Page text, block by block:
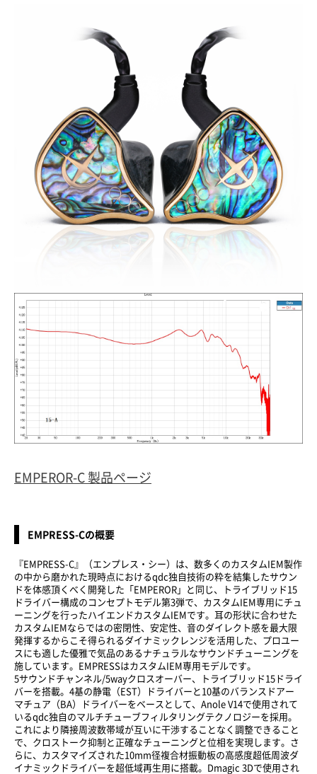
EMPEROR-C 製品ページ
EMPRESS-Cの概要
『EMPRESS-C』（エンプレス・シー）は、数多くのカスタムIEM製作
の中から磨かれた現時点におけるqdc独自技術の粋を結集したサウン
ドを体感頂くべく開発した「EMPEROR」と同じ、トライブリッド15
ドライバー構成のコンセプトモデル第3弾で、カスタムIEM専用にチュ
ーニングを行ったハイエンドカスタムIEMです。耳の形状に合わせた
カスタムIEMならではの密閉性、安定性、音のダイレクト感を最大限
発揮するからこそ得られるダイナミックレンジを活用した、プロユー
スにも適した優雅で気品のあるナチュラルなサウンドチューニングを
施しています。EMPRESSはカスタムIEM専用モデルです。
5サウンドチャンネル/5wayクロスオーバー、トライブリッド15ドライ
バーを搭載。4基の静電（EST）ドライバーと10基のバランスドアー
マチュア（BA）ドライバーをベースとして、Anole V14で使用されて
いるqdc独自のマルチチューブフィルタリングテクノロジーを採用。
これにより隣接周波数帯域が互いに干渉することなく調整できること
で、クロストーク抑制と正確なチューニングと位相を実現します。さ
らに、カスタマイズされた10mm径複合材振動板の高感度超低周波ダ
イナミックドライバーを超低域再生用に搭載。Dmagic 3Dで使用され